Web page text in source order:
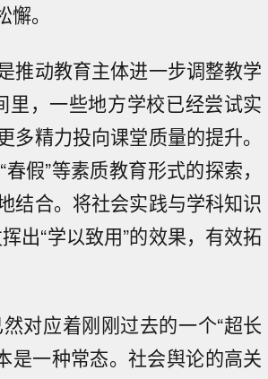
。
推动教育主体进一步调整教学
，一些地方学校已经尝试实
多精力投向课堂质量的提升。
假”等素质教育形式的探索，
结合。将社会实践与学科知识
出“学以致用”的效果，有效拓
对应着刚刚过去的一个“超长
是一种常态。社会舆论的高关